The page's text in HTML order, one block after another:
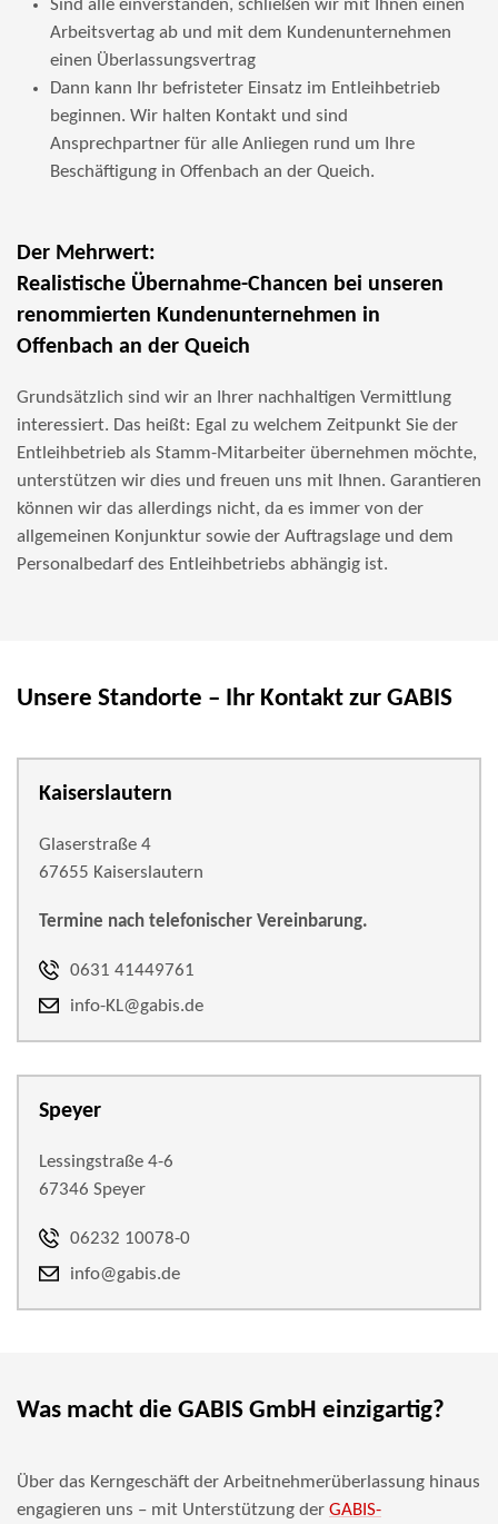
Sind alle einverstanden, schließen wir mit Ihnen einen
Arbeitsvertag ab und mit dem Kundenunternehmen
einen Überlassungsvertrag
Dann kann Ihr befristeter Einsatz im Entleihbetrieb
beginnen. Wir halten Kontakt und sind
Ansprechpartner für alle Anliegen rund um Ihre
Beschäftigung in Offenbach an der Queich.
Der Mehrwert:
Realistische Übernahme-Chancen bei unseren
renommierten Kundenunternehmen in
Offenbach an der Queich
Grundsätzlich sind wir an Ihrer nachhaltigen Vermittlung
interessiert. Das heißt: Egal zu welchem Zeitpunkt Sie der
Entleihbetrieb als Stamm-Mitarbeiter übernehmen möchte,
unterstützen wir dies und freuen uns mit Ihnen. Garantieren
können wir das allerdings nicht, da es immer von der
allgemeinen Konjunktur sowie der Auftragslage und dem
Personalbedarf des Entleihbetriebs abhängig ist.
Unsere Standorte – Ihr Kontakt zur GABIS
Kaiserslautern
Glaserstraße 4
67655 Kaiserslautern
Termine nach telefonischer Vereinbarung.
0631 41449761
info-KL@gabis.de
Speyer
Lessingstraße 4-6
67346 Speyer
06232 10078-0
info@gabis.de
Was macht die GABIS GmbH einzigartig?
Über das Kerngeschäft der Arbeitnehmerüberlassung hinaus
engagieren uns – mit Unterstützung der GABIS-